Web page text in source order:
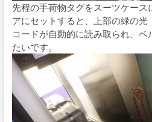
先程の手荷物タグをスーツケー
アにセットすると、上部の緑の光
コードが自動的に読み取られ、
たいです。